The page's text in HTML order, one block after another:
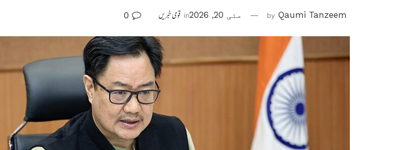
by Qaumi Tanzeem مئی 20, 2026 in قومی خبریں